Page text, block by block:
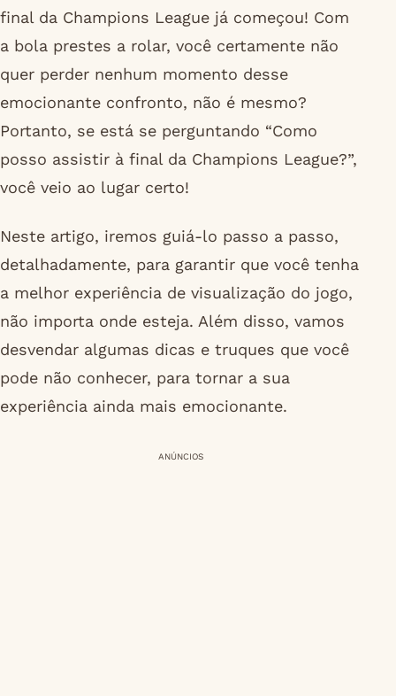
final da Champions League já começou! Com
a bola prestes a rolar, você certamente não
quer perder nenhum momento desse
emocionante confronto, não é mesmo?
Portanto, se está se perguntando “Como
posso assistir à final da Champions League?”,
você veio ao lugar certo!
Neste artigo, iremos guiá-lo passo a passo,
detalhadamente, para garantir que você tenha
a melhor experiência de visualização do jogo,
não importa onde esteja. Além disso, vamos
desvendar algumas dicas e truques que você
pode não conhecer, para tornar a sua
experiência ainda mais emocionante.
ANÚNCIOS